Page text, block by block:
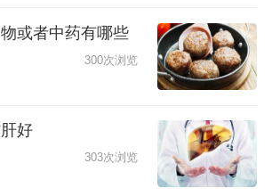
或者中药有哪些
300次浏览
好
303次浏览